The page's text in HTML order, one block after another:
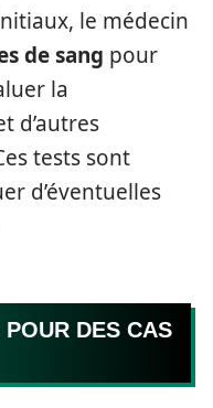
le médecin
de sang pour
la
d’autres
tests sont
d’éventuelles
DES CAS